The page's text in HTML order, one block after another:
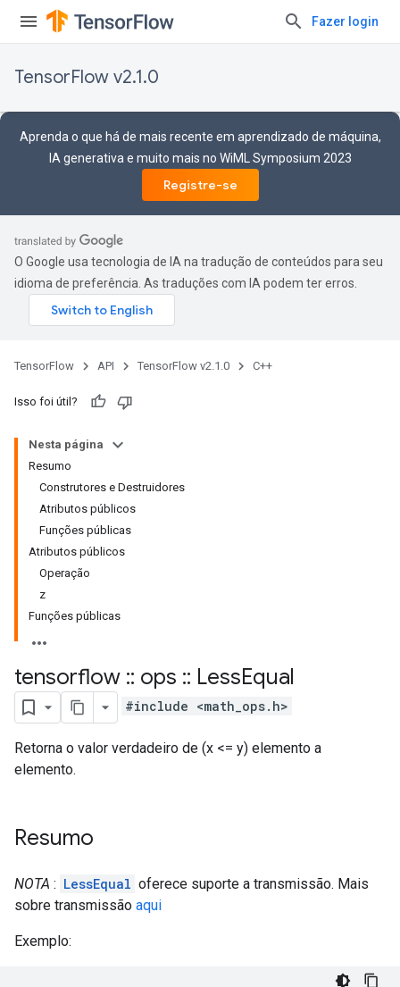
Fazer login
TensorFlow v2.1.0
Aprenda o que há de mais recente em aprendizado de máquina,
IA generativa e muito mais no WiML Symposium 2023
Registre-se
O Google usa tecnologia de IA na tradução de conteúdos para seu
idioma de preferência. As traduções com IA podem ter erros.
TensorFlow API TensorFlow v2.1.0 C++
Isso foi útil?
Nesta página
Resumo
Construtores e Destruidores
Atributos públicos
Funções públicas
Atributos públicos
Operação
z
Funções públicas
tensorflow :: ops :: LessEqual
#include <math_ops.h>
Retorna o valor verdadeiro de (x <= y) elemento a
elemento.
Resumo
NOTA : LessEqual oferece suporte a transmissão. Mais
sobre transmissão aqui
Exemplo: